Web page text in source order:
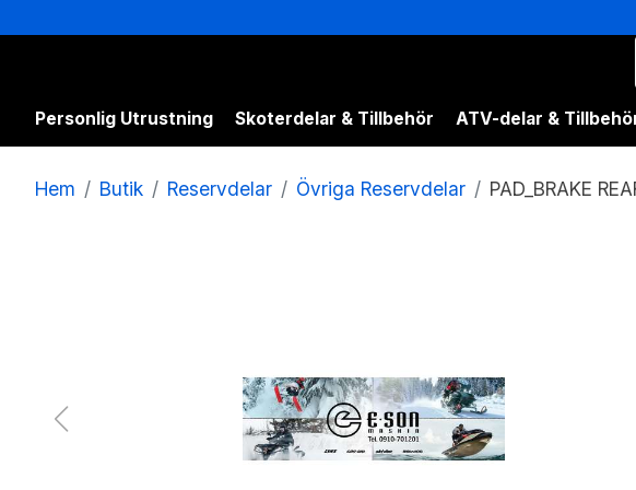
Personlig Utrustning Skoterdelar & Tillbehör ATV-delar &
Hem Butik Reservdelar Övriga Reservdelar PAD_BRAKE